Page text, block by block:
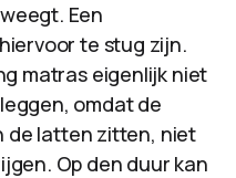
Een
te stug zijn.
matras eigenlijk niet
omdat de
de latten zitten, niet
Op den duur kan